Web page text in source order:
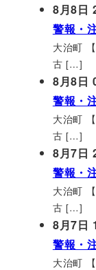
8月8日
警報・
大治町
古 […]
8月8日
警報・
大治町
古 […]
8月7日
警報・
大治町
古 […]
8月7日
警報・
大治町